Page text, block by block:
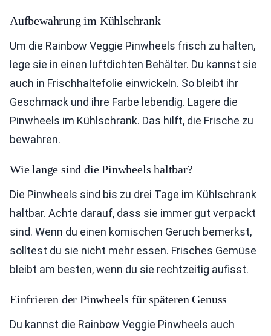
Aufbewahrung im Kühlschrank
Um die Rainbow Veggie Pinwheels frisch zu halten,
lege sie in einen luftdichten Behälter. Du kannst sie
auch in Frischhaltefolie einwickeln. So bleibt ihr
Geschmack und ihre Farbe lebendig. Lagere die
Pinwheels im Kühlschrank. Das hilft, die Frische zu
bewahren.
Wie lange sind die Pinwheels haltbar?
Die Pinwheels sind bis zu drei Tage im Kühlschrank
haltbar. Achte darauf, dass sie immer gut verpackt
sind. Wenn du einen komischen Geruch bemerkst,
solltest du sie nicht mehr essen. Frisches Gemüse
bleibt am besten, wenn du sie rechtzeitig aufisst.
Einfrieren der Pinwheels für späteren Genuss
Du kannst die Rainbow Veggie Pinwheels auch